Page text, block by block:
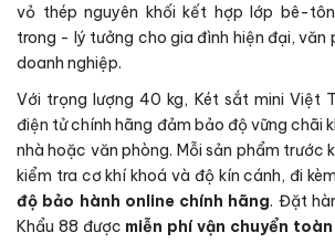
vỏ thép nguyên khối kết hợp lớp bê-
trong - lý tưởng cho gia đình hiện đại, văn
doanh nghiệp.
Với trọng lượng 40 kg, Két sắt mini Việt
điện tử chính hãng đảm bảo độ vững chãi
nhà hoặc văn phòng. Mỗi sản phẩm trước
kiểm tra cơ khí khoá và độ kín cánh, đi
độ bảo hành online chính hãng. Đặt
Khẩu 88 được miễn phí vận chuyển